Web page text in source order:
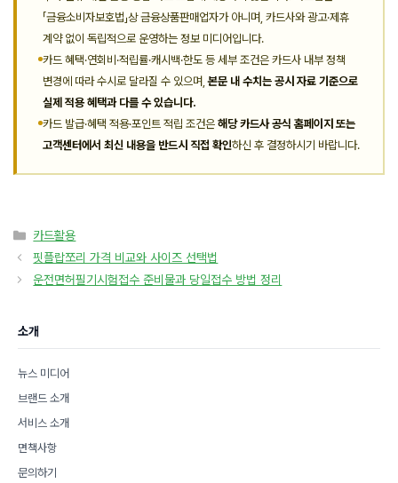
「금융소비자보호법」상 금융상품판매업자가 아니며, 카드사와 광고·제휴
계약 없이 독립적으로 운영하는 정보 미디어입니다.
카드 혜택·연회비·적립률·캐시백·한도 등 세부 조건은 카드사 내부 정책
변경에 따라 수시로 달라질 수 있으며,본문 내 수치는 공시 자료 기준으로
실제 적용 혜택과 다를 수 있습니다.
카드 발급·혜택 적용·포인트 적립 조건은 해당 카드사 공식 홈페이지 또는
고객센터에서 최신 내용을 반드시 직접 확인하신 후 결정하시기 바랍니다.
카
테
리
카드활용
핏플랍쪼리 가격 비교와 사이즈 선택법
운전면허필기시험접수 준비물과 당일접수 방법 정리
소개
뉴스 미디어
브랜드 소개
서비스 소개
면책사항
문의하기